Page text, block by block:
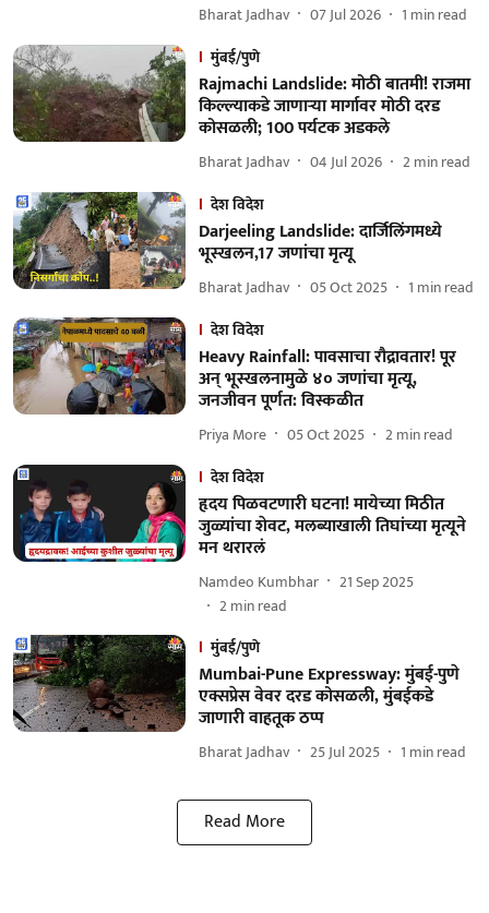
Bharat Jadhav 07 Jul 2026 1 min read
मुंबई/पुणे
Rajmachi Landslide: मोठी बातमी! राजमा
किल्ल्याकडे जाणाऱ्या मार्गावर मोठी दरड
कोसळली; 100 पर्यटक अडकले
Bharat Jadhav 04 Jul 2026 2min read
देश विदेश
Darjeeling Landslide: दार्जिलिंगमध्ये
भूस्खलन,17 जणांचा मृत्यू
Bharat Jadhav 05 Oct 2025 1 min read
देश विदेश
Heavy Rainfall: पावसाचा रौद्रावतार! पूर
अन् भूस्खलनामुळे ४० जणांचा मृत्यू,
जनजीवन पूर्णत: विस्कळीत
Priya More 05 Oct 2025 2min read
देश विदेश
हृदय पिळवटणारी घटना! मायेच्या मिठीत
जुळ्यांचा शेवट, मलब्याखाली तिघांच्या मृत्यूने
मन थरारलं
Namdeo Kumbhar
21 Sep 2025
2min read
मुंबई/पुणे
Mumbai-Pune Expressway: मुंबई-पुणे
एक्सप्रेस वेवर दरड कोसळली, मुंबईकडे
जाणारी वाहतूक ठप्प
Bharat Jadhav 25 Jul 2025 1 min read
Read More